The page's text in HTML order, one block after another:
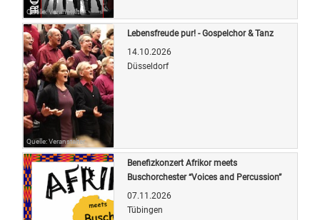
Quelle: Veranstalter
Quelle: Veranstalter
Lebensfreude pur! - Gospelchor & Tanz
14.10.2026
Düsseldorf
Benefizkonzert Afrikor meets
Buschorchester “Voices and Percussion”
07.11.2026
Tübingen